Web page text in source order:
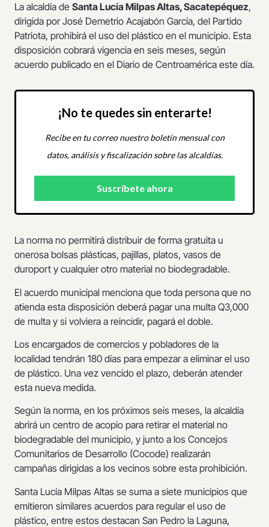
La alcaldía de Santa Lucía Milpas Altas, Sacatepéquez,
dirigida por José Demetrio Acajabón García, del Partido
Patriota, prohibirá el uso del plástico en el municipio. Esta
disposición cobrará vigencia en seis meses, según
acuerdo publicado en el Diario de Centroamérica este día.
¡No te quedes sin enterarte!
Recibe en tu correo nuestro boletín mensual con
datos, análisis y fiscalización sobre las alcaldías.
La norma no permitirá distribuir de forma gratuita u
onerosa bolsas plásticas, pajillas, platos, vasos de
duroport y cualquier otro material no biodegradable.
El acuerdo municipal menciona que toda persona que no
atienda esta disposición deberá pagar una multa Q3,000
de multa y si volviera a reincidir, pagará el doble.
Los encargados de comercios y pobladores de la
localidad tendrán 180 días para empezar a eliminar el uso
de plástico. Una vez vencido el plazo, deberán atender
esta nueva medida.
Según la norma, en los próximos seis meses, la alcaldía
abrirá un centro de acopio para retirar el material no
biodegradable del municipio, y junto a los Concejos
Comunitarios de Desarrollo (Cocode) realizarán
campañas dirigidas a los vecinos sobre esta prohibición.
Santa Lucía Milpas Altas se suma a siete municipios que
emitieron similares acuerdos para regular el uso de
plástico, entre estos destacan San Pedro la Laguna,